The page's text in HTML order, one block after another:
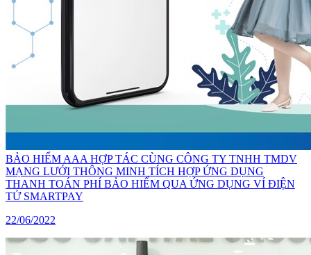
BẢO HIỂM AAA HỢP TÁC CÙNG CÔNG TY TNHH TMDV
MẠNG LƯỚI THÔNG MINH TÍCH HỢP ỨNG DỤNG
THANH TOÁN PHÍ BẢO HIỂM QUA ỨNG DỤNG VÍ ĐIỆN
TỬ SMARTPAY
22/06/2022